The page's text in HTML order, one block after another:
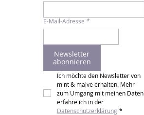
E-Mail-Adresse *
Newsletter
abonnieren
Ich möchte den Newsletter von
mint & malve erhalten. Mehr
zum Umgang mit meinen Daten
Datenschutzerklärung *